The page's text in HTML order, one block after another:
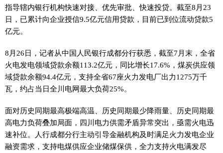
指导辖内银行机构快速对接、优先审批、快速投贷。截至8月23
日，已累计向企业授信9.5亿元信用贷款，目前已到位流动贷款5
亿元。
8月26日，记者从中国人民银行成都分行获悉，截至7月末，全省
火电发电领域贷款余额113.2亿元，同比增长17.6%，煤炭供应领
域贷款余额94.4亿元，支持全省67座火力发电厂出力1275万千
瓦，约占当日全川电网最大负荷25%。
面对历史同期最高极端高温、历史同期最少降雨量、历史同期最
高电力负荷叠加局面，四川电力供需矛盾异常突出，亟需火电迅
速补位。人行成都分行主动引导金融机构及时满足火力发电企业
融资需求，支持电煤供应企业储煤保供，全力支持火电满发尽